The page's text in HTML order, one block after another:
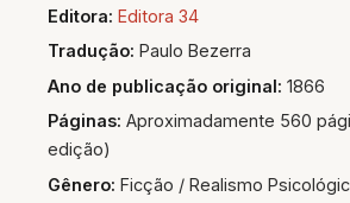
Editora: Editora 34
Tradução: Paulo Bezerra
Ano de publicação original: 1866
Páginas: Aproximadamente 560
edição)
Gênero: Ficção / Realismo